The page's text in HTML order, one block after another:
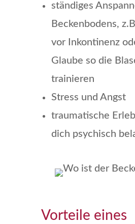
ständiges
Beckenbodens,
vor Inkontinenz
Glaube so die
trainieren
Stress und Angst
traumatische
dich psychisch
Vorteile eines